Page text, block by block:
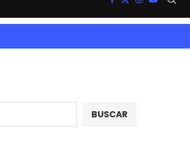
BUSCAR